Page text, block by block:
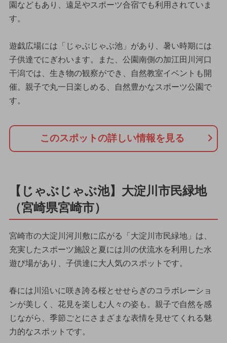
園などもあり、遠足やスポーツ合宿でも利用されていま
す。
遊戯広場には「じゃぶじゃぶ池」があり、暑い時期には
子供達でにぎわいます。また、公園南側の加江田川河口
干潟では、生き物の観察ができ、自然教室イベントも開
催。親子で丸一日楽しめる、自然豊かなスポーツ公園で
す。
このスポットの詳しい情報を見る
【じゃぶじゃぶ池】大淀川市民緑地
（宮崎県宮崎市）
宮崎市の大淀川河川敷に広がる「大淀川市民緑地」は、
充実したスポーツ施設と夏には川の伏流水を利用した水
遊び場があり、子供達に大人気のスポットです。
春には川沿いに咲き誇る桜とせせらぎのコラボレーショ
ンが美しく、花見を楽しむ人々の姿も。親子で自然を感
じながら、季節ごとにさまざまな表情を見せてくれる魅
力的なスポットです。